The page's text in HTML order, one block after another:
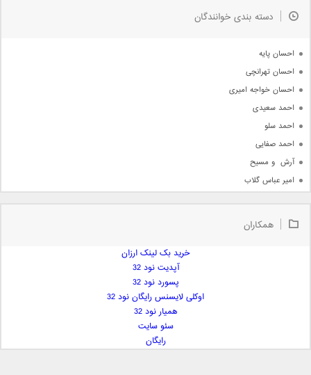
جدیدترین ها
دسته بندی خوانندگان
احسان پایه
احسان تهرانچی
احسان خواجه امیری
احمد سعیدی
احمد سلو
احمد صفایی
آرش  و مسیح
امیر عباس گلاب
امیر علی
همکاران
خرید بک لینک ارزان
آپدیت نود 32
پسورد نود 32
اوکلی لایسنس رایگان نود 32
همیار نود 32
سئو سایت
رایگان